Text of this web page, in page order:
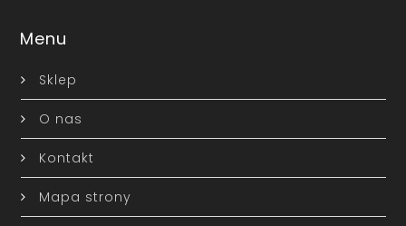
Menu
Sklep
O nas
Kontakt
Mapa strony